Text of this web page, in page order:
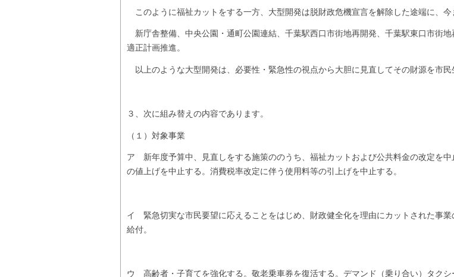
このように福祉カットをする一方、大型開発は脱財政危機宣言を解除した途端に、今
新庁舎整備、中央公園・通町公園連結、千葉駅西口市街地再開発、千葉駅東口市街
適正計画推進。
以上のような大型開発は、必要性・緊急性の視点から大胆に見直してその財源を市民
３、次に組み替えの内容であります。
（１）対象事業
ア 新年度予算中、見直しをする施策ののうち、福祉カットおよび公共料金の改定を
の値上げを中止する。消費税率改定に伴う使用料等の引上げを中止する。
イ 緊急切実な市民要望に応えることをはじめ、財政健全化を理由にカットされた事
給付。
ウ 高齢者・子育てを強化する。敬老乗車券を復活する。デマンド（乗り合い）タクシ